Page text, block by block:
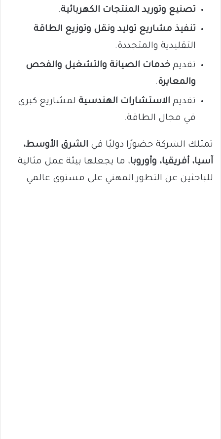
تصنيع وتوريد المنتجات الكهربائية.
تنفيذ مشاريع توليد ونقل وتوزيع الطاقة
التقليدية والمتجددة.
تقديم خدمات الصيانة والتشغيل والفحص
والمعايرة.
تقديم الاستشارات الهندسية لمشاريع كبرى
في مجال الطاقة.
تمتلك الشركة حضورًا دوليًا في الشرق الأوسط،
آسيا، أفريقيا، وأوروبا، ما يجعلها بيئة عمل مثالية
للباحثين عن التطور المهني على مستوى عالمي.